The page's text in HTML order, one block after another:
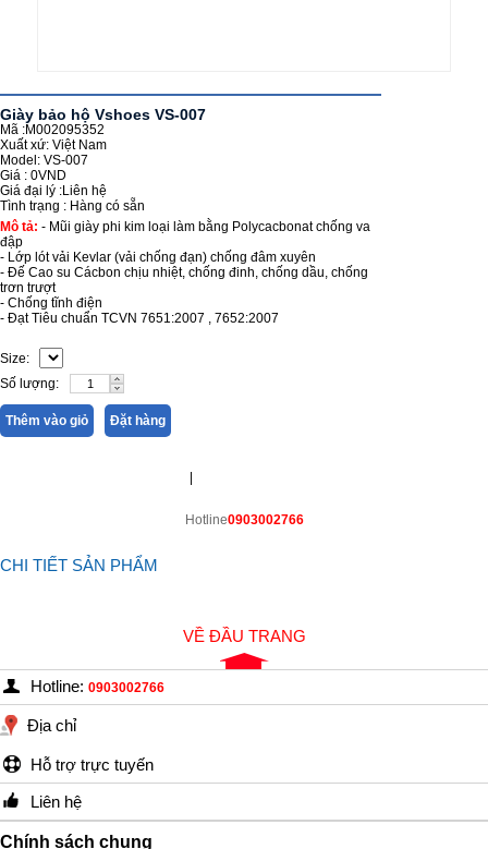
Giày bảo hộ Vshoes VS-007
Mã :M002095352
Xuất xứ: Việt Nam
Model: VS-007
Giá : 0VND
Giá đại lý :Liên hệ
Tình trạng : Hàng có sẵn
Mô tả: - Mũi giày phi kim loại làm bằng Polycacbonat chống va
đập
- Lớp lót vải Kevlar (vải chống đạn) chống đâm xuyên
- Đế Cao su Cácbon chịu nhiệt, chống đinh, chống dầu, chống
trơn trượt
- Chống tĩnh điện
- Đạt Tiêu chuẩn TCVN 7651:2007 , 7652:2007
Size:
Số lượng:
Thêm vào giỏ Đặt hàng
Hotline0903002766
CHI TIẾT SẢN PHẨM
VỀ ĐẦU TRANG
Hotline: 0903002766
Địa chỉ
Hỗ trợ trực tuyến
Liên hệ
Chính sách chung